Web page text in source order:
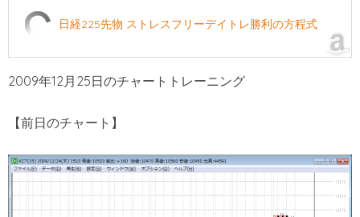
日経225先物 ストレスフリーデイトレ勝利の方程式
2009年12月25日のチャートトレーニング
【前日のチャート】